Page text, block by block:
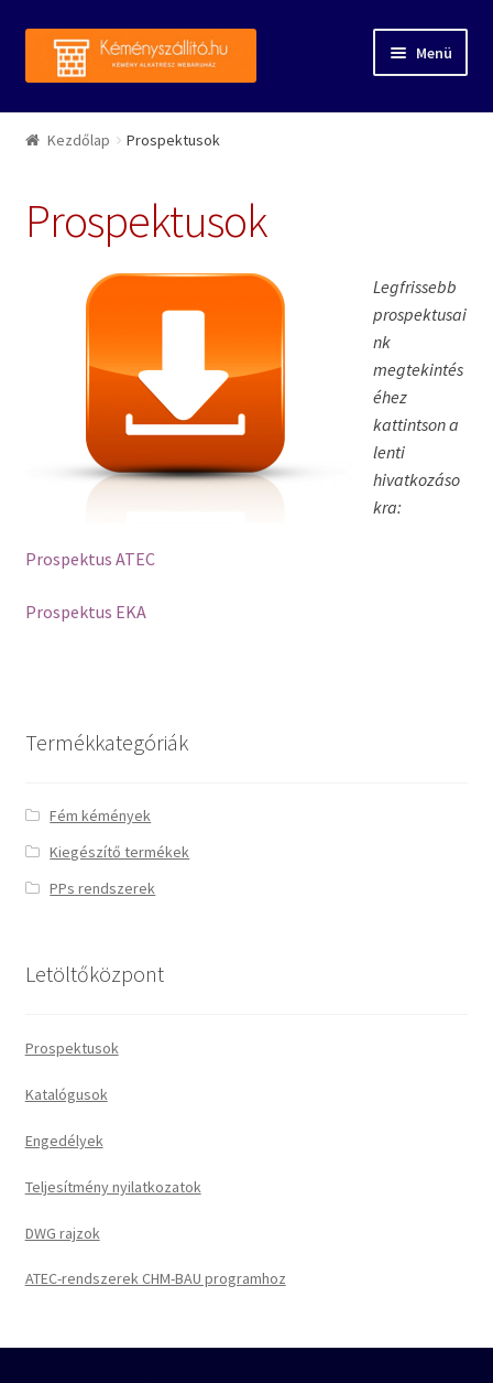
Ugrás a navigációhoz
Kilépés a tartalomba Menü
Kezdőlap
Forgalmazott márkák
A fiókom
Webáruház
Kapcsolat
Referenciák
Kezdőlap Prospektusok
Prospektusok
Legfrissebb
prospektusai
nk
megtekintés
éhez
kattintson a
lenti
hivatkozáso
kra:
Prospektus ATEC
Prospektus EKA
Termékkategóriák
Fém kémények
Kiegészítő termékek
PPs rendszerek
Letöltőközpont
Prospektusok
Katalógusok
Engedélyek
Teljesítmény nyilatkozatok
DWG rajzok
ATEC-rendszerek CHM-BAU programhoz